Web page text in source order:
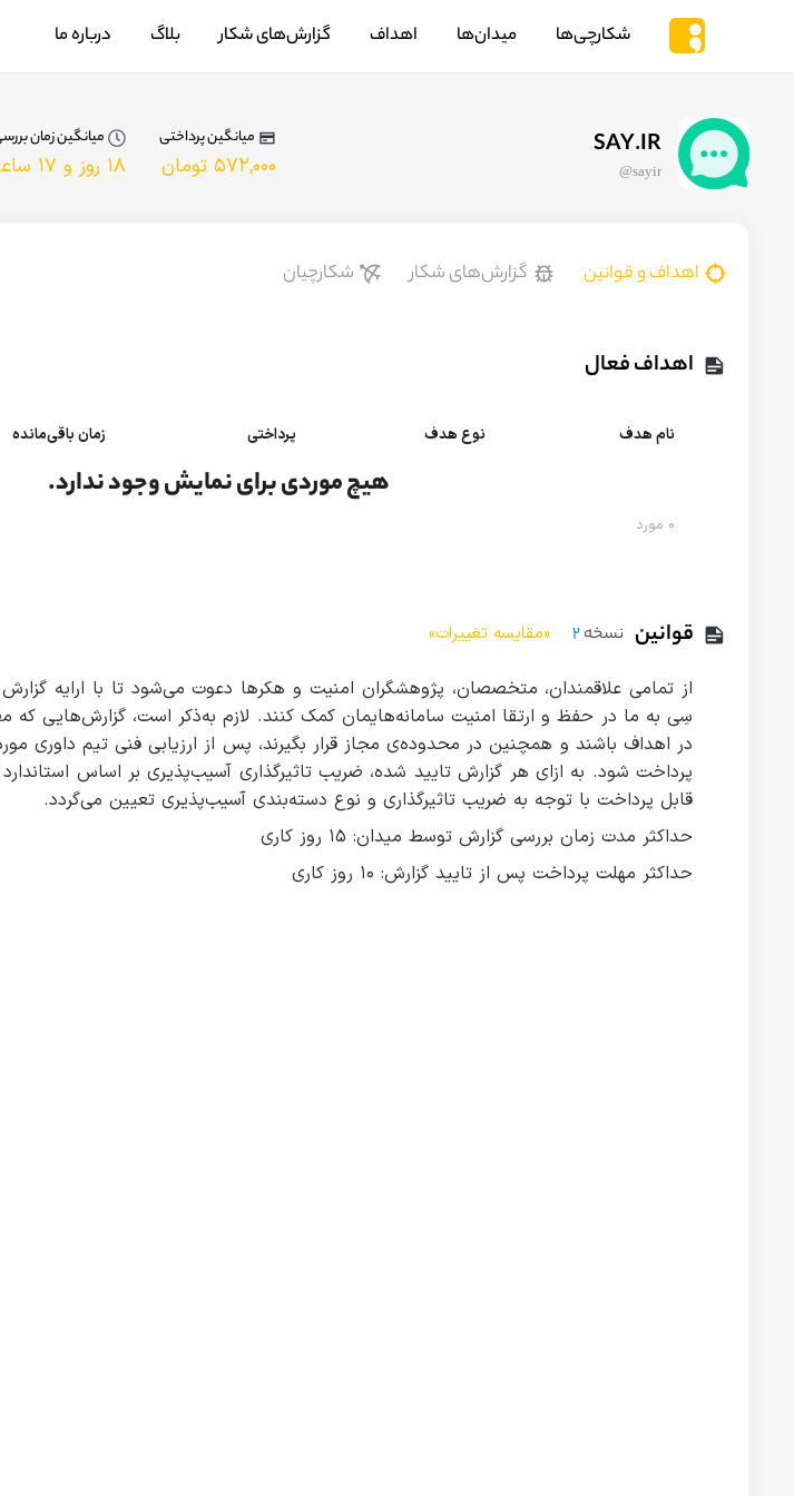
شکارچی‌ها میدان‌ها اهداف گزارش‌های شکار بلاگ درباره ما
SAY.IR
@sayir
میانگین پرداختی
۵۷۲,۰۰۰ تومان
میانگین زمان
۱۸ روز و ۱۷ ساعت
اهداف و قوانین گزارش‌های شکار شکارچیان
اهداف فعال
نام هدف نوع هدف پرداختی زمان باقی‌مانده
هیچ موردی برای نمایش وجود ندارد.
۰ مورد
قوانین نسخه۲ «مقایسه تغییرات»
از تمامی علاقمندان، متخصصان، پژوهشگران امنیت و هکر‌ها دعوت‌ می‌شود تا با ارایه
سِی به ما در حفظ و ارتقا امنیت سامانه‌هایمان کمک کنند. لازم به‌ذکر است، گزارش‌هایی که
در اهداف باشند و همچنین در محدوده‌ی مجاز قرار بگیرند، پس از ارزیابی فنی تیم داوری
قابل پرداخت با توجه به ضریب تاثیرگذاری و نوع دسته‌بندی آسیب‌پذیری تعیین می‌گردد.
حداکثر مدت زمان بررسی گزارش توسط میدان: ۱۵ روز کاری
حداکثر مهلت پرداخت پس از تایید گزارش: ۱۰ روز کاری